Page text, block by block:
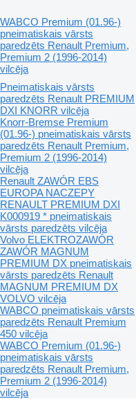
WABCO Premium (01.96-)
pneimatiskais vārsts
paredzēts Renault Premium,
Premium 2 (1996-2014)
vilcēja
Pneimatiskais vārsts
paredzēts Renault PREMIUM
DXI KNORR vilcēja
Knorr-Bremse Premium
(01.96-) pneimatiskais vārsts
paredzēts Renault Premium,
Premium 2 (1996-2014)
vilcēja
Renault ZAWÓR EBS
EUROPA NACZEPY
RENAULT PREMIUM DXI
K000919 * pneimatiskais
vārsts paredzēts vilcēja
Volvo ELEKTROZAWÓR
ZAWÓR MAGNUM
PREMIUM DX pneimatiskais
vārsts paredzēts Renault
MAGNUM PREMIUM DX
VOLVO vilcēja
WABCO pneimatiskais vārsts
paredzēts Renault Premium
450 vilcēja
WABCO Premium (01.96-)
pneimatiskais vārsts
paredzēts Renault Premium,
Premium 2 (1996-2014)
vilcēja